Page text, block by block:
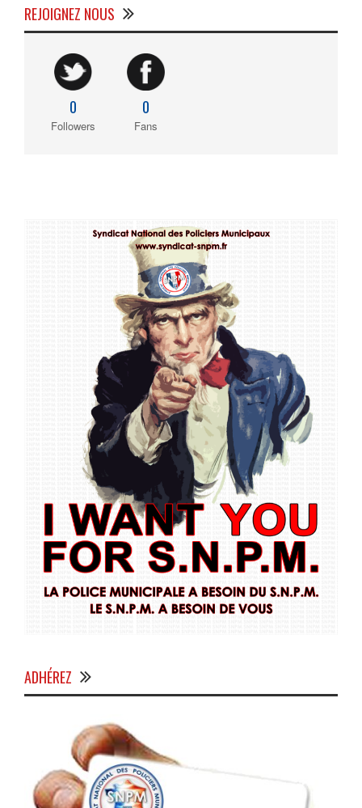
REJOIGNEZ NOUS
0
Followers
0
Fans
ADHÉREZ